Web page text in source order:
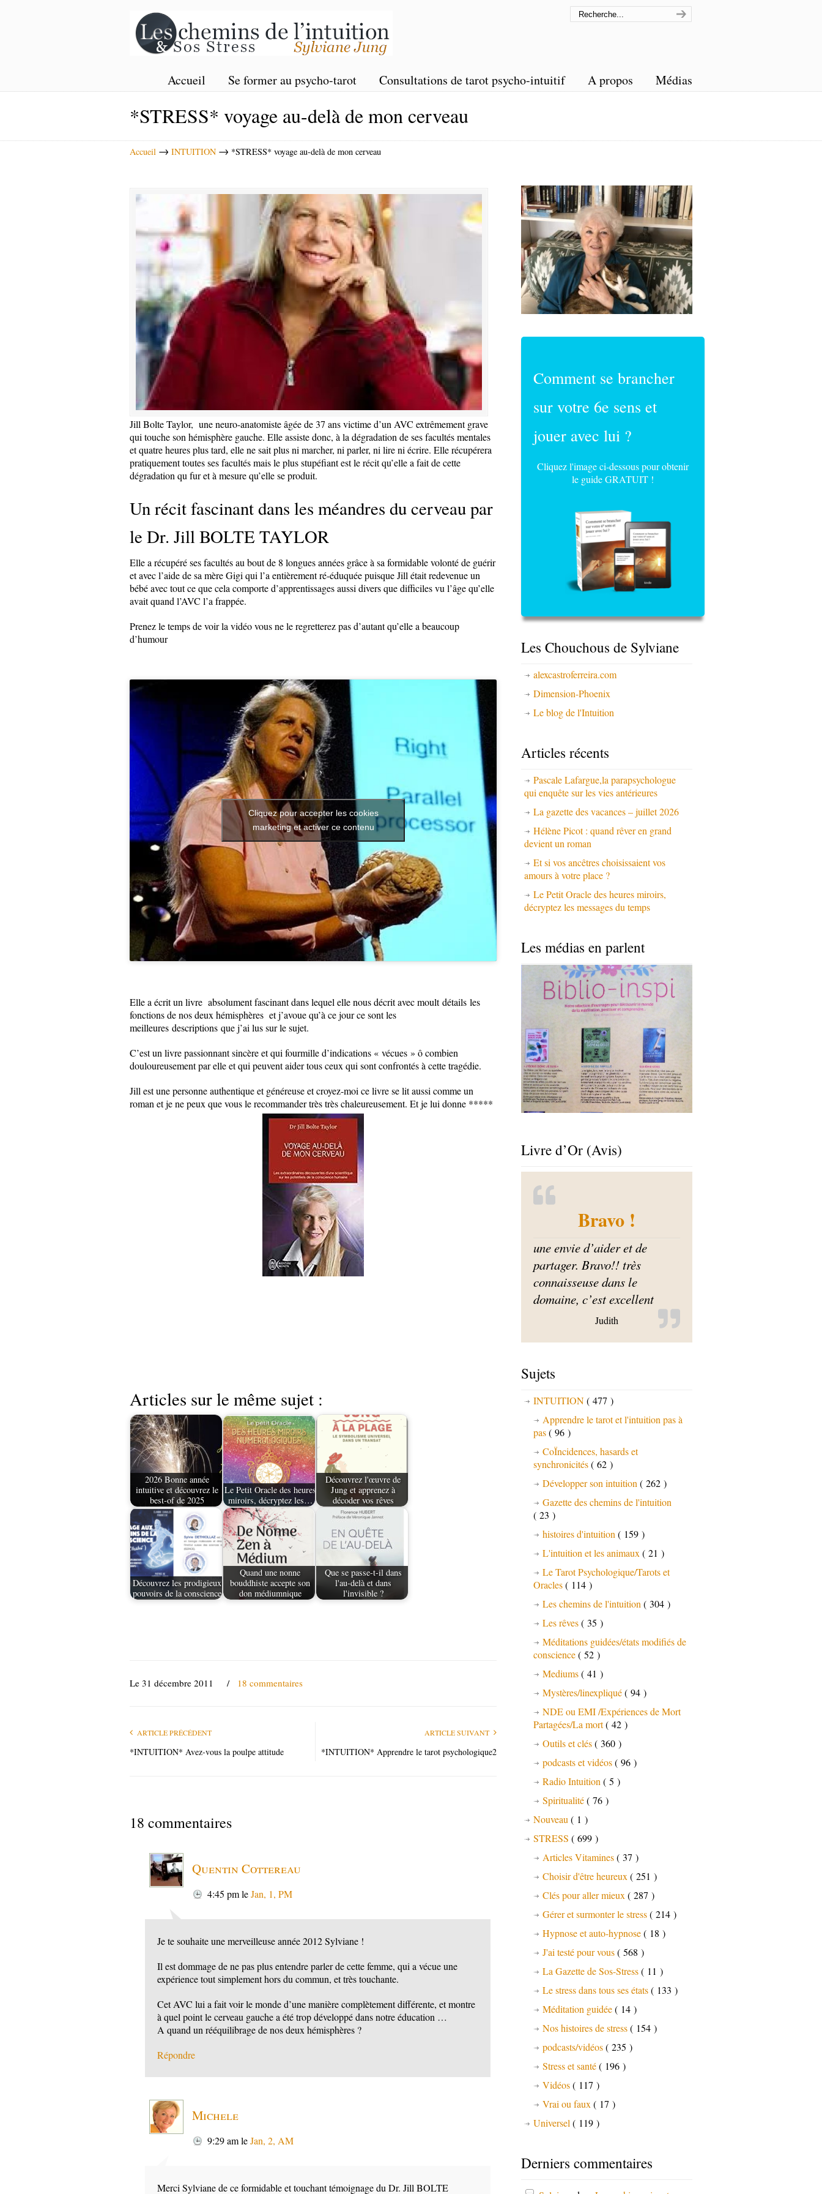
Accueil Se former au psycho-tarot Consultations de tarot psycho-intuitif A propos Médias
*STRESS* voyage au-delà de mon cerveau
Accueil → INTUITION → *STRESS* voyage au-delà de mon cerveau
Jill Bolte Taylor, une neuro-anatomiste âgée de 37 ans victime d’un AVC extrêmement grave
qui touche son hémisphère gauche. Elle assiste donc, à la dégradation de ses facultés mentales
et quatre heures plus tard, elle ne sait plus ni marcher, ni parler, ni lire ni écrire. Elle récupérera
pratiquement toutes ses facultés mais le plus stupéfiant est le récit qu’elle a fait de cette
dégradation qu fur et à mesure qu’elle se produit.
Un récit fascinant dans les méandres du cerveau par
le Dr. Jill BOLTE TAYLOR
Elle a récupéré ses facultés au bout de 8 longues années grâce à sa formidable volonté de guérir
et avec l’aide de sa mère Gigi qui l’a entièrement ré-éduquée puisque Jill était redevenue un
bébé avec tout ce que cela comporte d’apprentissages aussi divers que difficiles vu l’âge qu’elle
avait quand l’AVC l’a frappée.
Prenez le temps de voir la vidéo vous ne le regretterez pas d’autant qu’elle a beaucoup
d’humour
Cliquez pour accepter les cookies
marketing et activer ce contenu
Elle a écrit un livre absolument fascinant dans lequel elle nous décrit avec moult détails les
fonctions de nos deux hémisphères et j’avoue qu’à ce jour ce sont les
meilleures descriptions que j’ai lus sur le sujet.
C’est un livre passionnant sincère et qui fourmille d’indications « vécues » ô combien
douloureusement par elle et qui peuvent aider tous ceux qui sont confrontés à cette tragédie.
Jill est une personne authentique et généreuse et croyez-moi ce livre se lit aussi comme un
roman et je ne peux que vous le recommander très très chaleureusement. Et je lui donne *****
Articles sur le même sujet :
2026 Bonne année
intuitive et découvrez le
best-of de 2025
Le Petit Oracle des heures
miroirs, décryptez les…
Découvrez l'œuvre de
Jung et apprenez à
décoder vos rêves
Découvrez les prodigieux
pouvoirs de la conscience
Quand une nonne
bouddhiste accepte son
don médiumnique
Que se passe-t-il dans
l'au-delà et dans
l'invisible ?
Le 31 décembre 2011 / 18 commentaires
ARTICLE PRÉCÉDENT
*INTUITION* Avez-vous la poulpe attitude
ARTICLE SUIVANT
*INTUITION* Apprendre le tarot psychologique2
18 commentaires
Quentin Cottereau
4:45 pmleJan, 1, PM
Je te souhaite une merveilleuse année 2012 Sylviane !
Il est dommage de ne pas plus entendre parler de cette femme, qui a vécue une
expérience tout simplement hors du commun, et très touchante.
Cet AVC lui a fait voir le monde d’une manière complètement différente, et montre
à quel point le cerveau gauche a été trop développé dans notre éducation …
A quand un rééquilibrage de nos deux hémisphères ?
Répondre
Michele
9:29 amleJan, 2, AM
Merci Sylviane de ce formidable et touchant témoignage du Dr. Jill BOLTE
Comment se brancher
sur votre 6e sens et
jouer avec lui ?
Cliquez l'image ci-dessous pour obtenir
le guide GRATUIT !
Les Chouchous de Sylviane
alexcastroferreira.com
Dimension-Phoenix
Le blog de l'Intuition
Articles récents
Pascale Lafargue,la parapsychologue
qui enquête sur les vies antérieures
La gazette des vacances – juillet 2026
Hélène Picot : quand rêver en grand
devient un roman
Et si vos ancêtres choisissaient vos
amours à votre place ?
Le Petit Oracle des heures miroirs,
décryptez les messages du temps
Les médias en parlent
Livre d’Or (Avis)
Bravo !
une envie d’aider et de
partager. Bravo!! très
connaisseuse dans le
domaine, c’est excellent
Judith
Sujets
INTUITION( 477 )
Apprendre le tarot et l'intuition pas à
pas( 96 )
CoÏncidences, hasards et
synchronicités( 62 )
Développer son intuition ( 262 )
Gazette des chemins de l'intuition
( 23 )
histoires d'intuition ( 159 )
L'intuition et les animaux ( 21 )
Le Tarot Psychologique/Tarots et
Oracles( 114 )
Les chemins de l'intuition ( 304 )
Les rêves( 35 )
Méditations guidées/états modifiés de
conscience( 52 )
Mediums( 41 )
Mystères/linexpliqué( 94 )
NDE ou EMI /Expériences de Mort
Partagées/La mort( 42 )
Outils et clés( 360 )
podcasts et vidéos( 96 )
Radio Intuition ( 5 )
Spiritualité( 76 )
Nouveau ( 1 )
STRESS ( 699 )
Articles Vitamines( 37 )
Choisir d'être heureux ( 251 )
Clés pour aller mieux ( 287 )
Gérer et surmonter le stress( 214 )
Hypnose et auto-hypnose( 18 )
J'ai testé pour vous( 568 )
La Gazette de Sos-Stress( 11 )
Le stress dans tous ses états( 133 )
Méditation guidée( 14 )
Nos histoires de stress( 154 )
podcasts/vidéos( 235 )
Stress et santé( 196 )
Vidéos( 117 )
Vrai ou faux ( 17 )
Universel ( 119 )
Derniers commentaires